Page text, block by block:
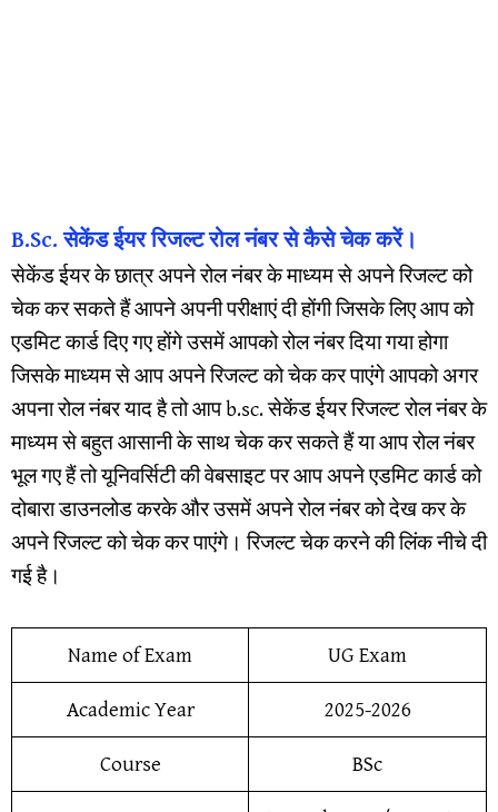
B.Sc. सेकेंड ईयर रिजल्ट रोल नंबर से कैसे चेक करें।
सेकेंड ईयर के छात्र अपने रोल नंबर के माध्यम से अपने रिजल्ट को
चेक कर सकते हैं आपने अपनी परीक्षाएं दी होंगी जिसके लिए आप को
एडमिट कार्ड दिए गए होंगे उसमें आपको रोल नंबर दिया गया होगा
जिसके माध्यम से आप अपने रिजल्ट को चेक कर पाएंगे आपको अगर
अपना रोल नंबर याद है तो आप b.sc. सेकेंड ईयर रिजल्ट रोल नंबर के
माध्यम से बहुत आसानी के साथ चेक कर सकते हैं या आप रोल नंबर
भूल गए हैं तो यूनिवर्सिटी की वेबसाइट पर आप अपने एडमिट कार्ड को
दोबारा डाउनलोड करके और उसमें अपने रोल नंबर को देख कर के
अपने रिजल्ट को चेक कर पाएंगे। रिजल्ट चेक करने की लिंक नीचे दी
गई है।
Name of Exam UG Exam
Academic Year 2025-2026
Course BSc